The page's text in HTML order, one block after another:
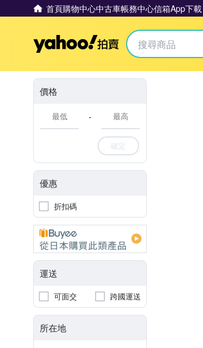
首頁購物中心中古車帳務中心信箱App下載
Yahoo拍賣
價格
-
確定
優惠
折扣碼
運送
可面交 跨國運送
所在地